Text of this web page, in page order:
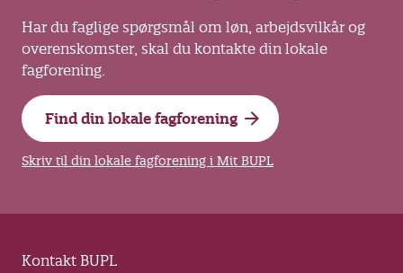
Har du faglige spørgsmål om løn, arbejdsvilkår og
overenskomster, skal du kontakte din lokale
fagforening.
Find din lokale fagforening
Skriv til din lokale fagforening i Mit BUPL
Kontakt BUPL